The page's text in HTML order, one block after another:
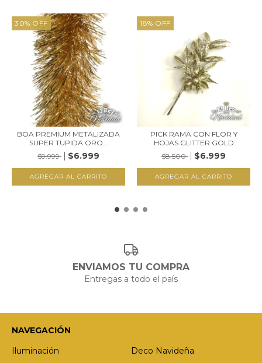
30% OFF
BOA PREMIUM METALIZADA
SUPER TUPIDA ORO...
$9.999
$6.999
18% OFF
PICK RAMA CON FLOR Y
HOJAS GLITTER GOLD
$8.500
$6.999
ENVIAMOS TU COMPRA
Entregas a todo el país
NAVEGACIÓN
Iluminación
Deco Navideña